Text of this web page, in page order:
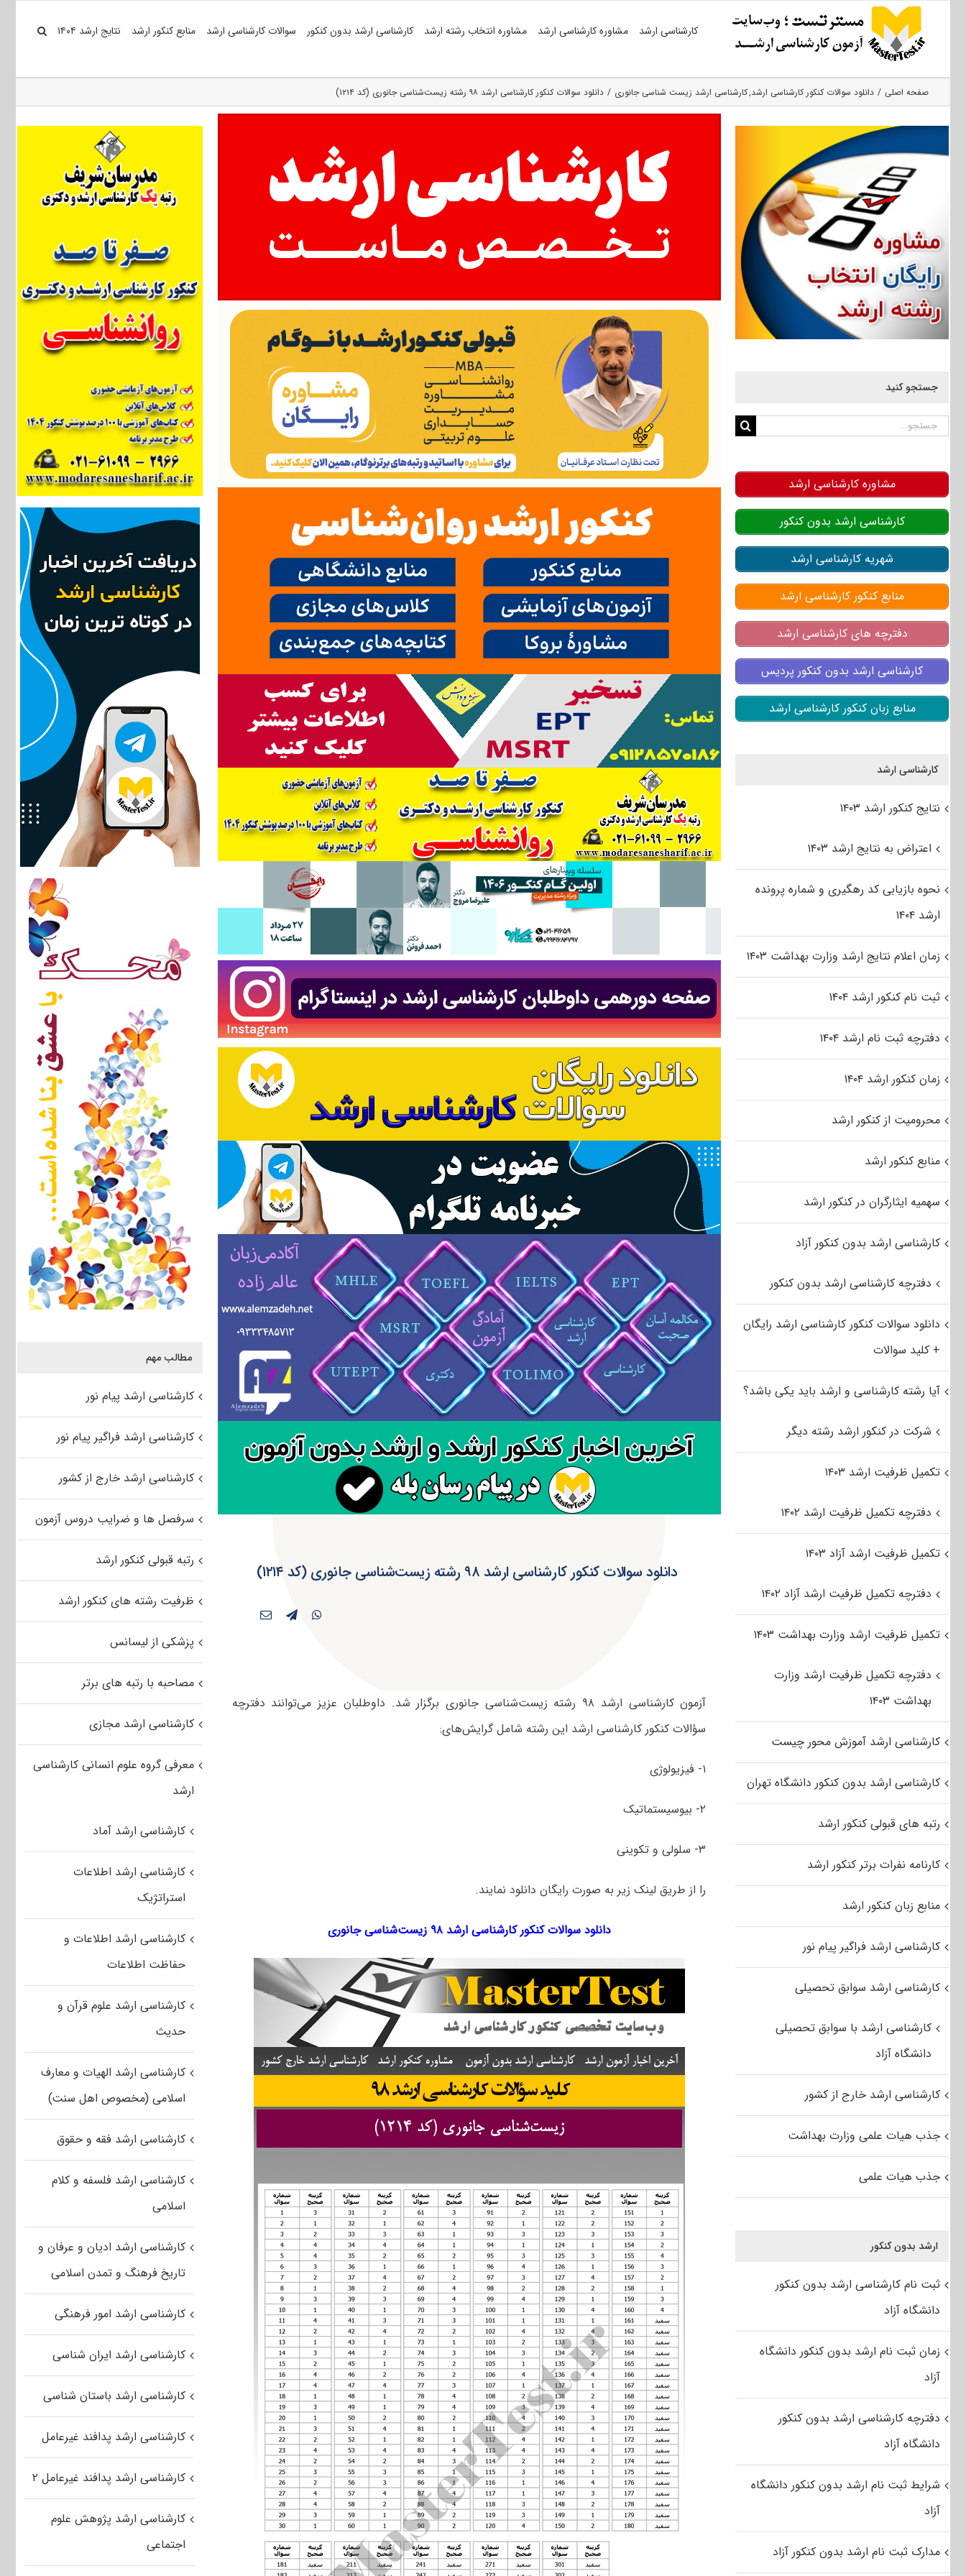
کارشناسی ارشد مشاوره کارشناسی ارشد مشاوره انتخاب رشته ارشد کارشناسی ارشد بدون کنکور سوالات کارشناسی ارشد منابع کنکور ارشد نتایج ارشد ۱۴۰۴
صفحه اصلی دانلود سوالات کنکور کارشناسی ارشد کارشناسی ارشد زیست‌ شناسی جانوری دانلود سوالات کنکور کارشناسی ارشد ۹۸ رشته زیست‌شناسی جانوری (کد ۱۲۱۴)
دانلود سوالات کنکور کارشناسی ارشد ۹۸ رشته زیست‌شناسی جانوری (کد ۱۲۱۴)
آزمون کارشناسی ارشد ۹۸ رشته زیست‌شناسی جانوری برگزار شد. داوطلبان عزیز می‌توانند دفترچه
سؤالات کنکور کارشناسی ارشد این رشته شامل گرایش‌های:
۱- فیزیولوژی
۲- بیوسیستماتیک
۳- سلولی و تکوینی
را از طریق لینک‌ زیر به صورت رایگان دانلود نمایند.
دانلود سوالات کنکور کارشناسی ارشد ۹۸ زیست‌شناسی جانوری
مطالب مهم
کارشناسی ارشد پیام نور
کارشناسی ارشد فراگیر پیام نور
کارشناسی ارشد خارج از کشور
سرفصل ها و ضرایب دروس آزمون
رتبه قبولی کنکور ارشد
ظرفیت رشته های کنکور ارشد
پزشکی از لیسانس
مصاحبه با رتبه های برتر
کارشناسی ارشد مجازی
معرفی گروه علوم انسانی کارشناسی
ارشد
کارشناسی ارشد آماد
کارشناسی ارشد اطلاعات
استراتژیک
کارشناسی ارشد اطلاعات و
حفاظت اطلاعات
کارشناسی ارشد علوم قرآن و
حدیث
کارشناسی ارشد الهیات و معارف
اسلامی (مخصوص اهل سنت)
کارشناسی ارشد فقه و حقوق
کارشناسی ارشد فلسفه و کلام
اسلامی
کارشناسی ارشد ادیان و عرفان و
تاریخ فرهنگ و تمدن اسلامی
کارشناسی ارشد امور فرهنگی
کارشناسی ارشد ایران شناسی
کارشناسی ارشد باستان شناسی
کارشناسی ارشد پدافند غیرعامل
کارشناسی ارشد پدافند غیرعامل ۲
کارشناسی ارشد پژوهش علوم
اجتماعی
جستجو کنید
جستجو
مشاوره کارشناسی ارشد
کارشناسی ارشد بدون کنکور
شهریه کارشناسی ارشد
منابع کنکور کارشناسی ارشد
دفترچه های کارشناسی ارشد
کارشناسی ارشد بدون کنکور پردیس
منابع زبان کنکور کارشناسی ارشد
کارشناسی ارشد
نتایج کنکور ارشد ۱۴۰۳
اعتراض به نتایج ارشد ۱۴۰۳
نحوه بازیابی کد رهگیری و شماره پرونده
ارشد ۱۴۰۴
زمان اعلام نتایج ارشد وزارت بهداشت ۱۴۰۳
ثبت نام کنکور ارشد ۱۴۰۴
دفترچه ثبت نام ارشد ۱۴۰۴
زمان کنکور ارشد ۱۴۰۴
محرومیت از کنکور ارشد
منابع کنکور ارشد
سهمیه ایثارگران در کنکور ارشد
کارشناسی ارشد بدون کنکور آزاد
دفترچه کارشناسی ارشد بدون کنکور
دانلود سوالات کنکور کارشناسی ارشد رایگان
+ کلید سوالات
آیا رشته کارشناسی و ارشد باید یکی باشد؟
شرکت در کنکور ارشد رشته دیگر
تکمیل ظرفیت ارشد ۱۴۰۳
دفترچه تکمیل ظرفیت ارشد ۱۴۰۲
تکمیل ظرفیت ارشد آزاد ۱۴۰۳
دفترچه تکمیل ظرفیت ارشد آزاد ۱۴۰۲
تکمیل ظرفیت ارشد وزارت بهداشت ۱۴۰۳
دفترچه تکمیل ظرفیت ارشد وزارت
بهداشت ۱۴۰۳
کارشناسی ارشد آموزش محور چیست
کارشناسی ارشد بدون کنکور دانشگاه تهران
رتبه های قبولی کنکور ارشد
کارنامه نفرات برتر کنکور ارشد
منابع زبان کنکور ارشد
کارشناسی ارشد فراگیر پیام نور
کارشناسی ارشد سوابق تحصیلی
کارشناسی ارشد با سوابق تحصیلی
دانشگاه آزاد
کارشناسی ارشد خارج از کشور
جذب هیات علمی وزارت بهداشت
جذب هیات علمی
ارشد بدون کنکور
ثبت نام کارشناسی ارشد بدون کنکور
دانشگاه آزاد
زمان ثبت نام ارشد بدون کنکور دانشگاه
آزاد
دفترچه کارشناسی ارشد بدون کنکور
دانشگاه آزاد
شرایط ثبت نام ارشد بدون کنکور دانشگاه
آزاد
مدارک ثبت نام ارشد بدون کنکور آزاد